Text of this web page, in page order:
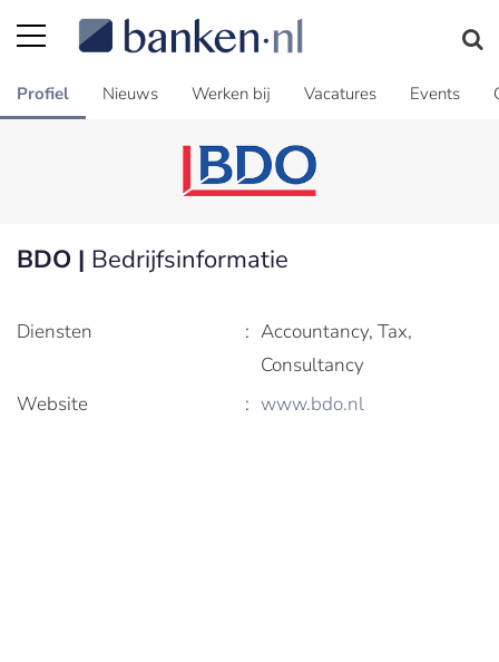
Profiel Nieuws Werken bij Vacatures Events
BDO | Bedrijfsinformatie
Diensten : Accountancy, Tax,
Consultancy
Website
: www.bdo.nl